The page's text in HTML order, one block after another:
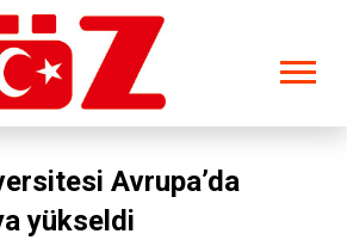
Avrupa’da
yükseldi